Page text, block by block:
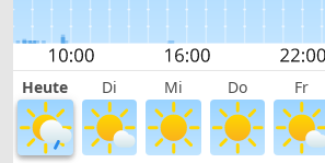
Heute Di Mi Do Fr